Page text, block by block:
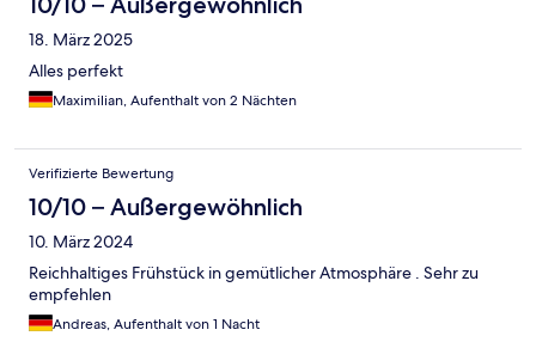
18. März 2025
Alles perfekt
Maximilian, Aufenthalt von 2 Nächten
Verifizierte Bewertung
10/10 – Außergewöhnlich
10. März 2024
Reichhaltiges Frühstück in gemütlicher Atmosphäre . Sehr zu
empfehlen
Andreas, Aufenthalt von 1 Nacht